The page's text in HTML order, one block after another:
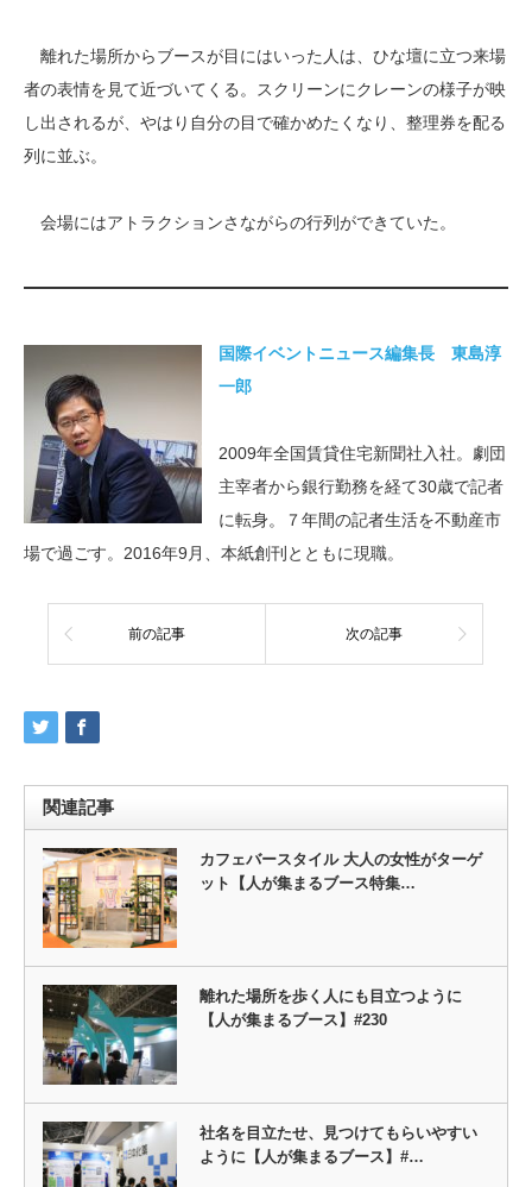
離れた場所からブースが目にはいった人は、ひな壇に立つ来場
者の表情を見て近づいてくる。スクリーンにクレーンの様子が映
し出されるが、やはり自分の目で確かめたくなり、整理券を配る
列に並ぶ。
会場にはアトラクションさながらの行列ができていた。
国際イベントニュース編集長 東島淳
一郎
2009年全国賃貸住宅新聞社入社。劇団
主宰者から銀行勤務を経て30歳で記者
に転身。７年間の記者生活を不動産市
場で過ごす。2016年9月、本紙創刊とともに現職。
前の記事 次の記事
関連記事
カフェバースタイル 大人の女性がターゲ
ット【人が集まるブース特集…
離れた場所を歩く人にも目立つように
【人が集まるブース】#230
社名を目立たせ、見つけてもらいやすい
ように【人が集まるブース】#…